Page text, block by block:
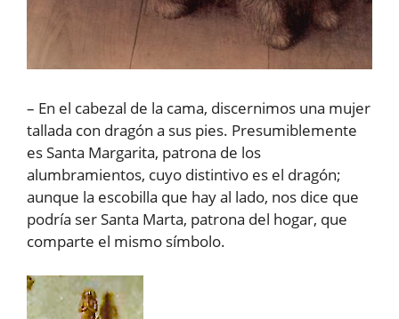
– En el cabezal de la cama, discernimos una mujer
tallada con dragón a sus pies. Presumiblemente
es Santa Margarita, patrona de los
alumbramientos, cuyo distintivo es el dragón;
aunque la escobilla que hay al lado, nos dice que
podría ser Santa Marta, patrona del hogar, que
comparte el mismo símbolo.